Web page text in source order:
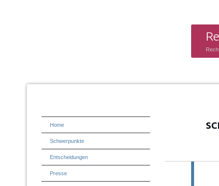
Home
Schwerpunkte
Entscheidungen
Presse